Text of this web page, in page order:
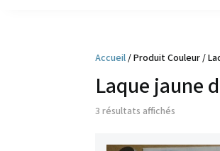
Accueil/ Produit Couleur /
Laque jaune
3 résultats affichés